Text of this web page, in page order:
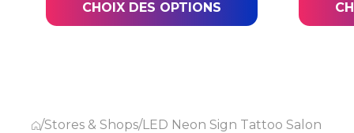
CHOIX DES OPTIONS
/Stores & Shops/LED Neon Sign Tattoo Salon